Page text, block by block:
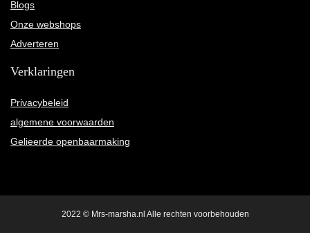
Blogs
Onze webshops
Adverteren
Verklaringen
Privacybeleid
algemene voorwaarden
Gelieerde openbaarmaking
2022 © Mrs-marsha.nl Alle rechten voorbehouden